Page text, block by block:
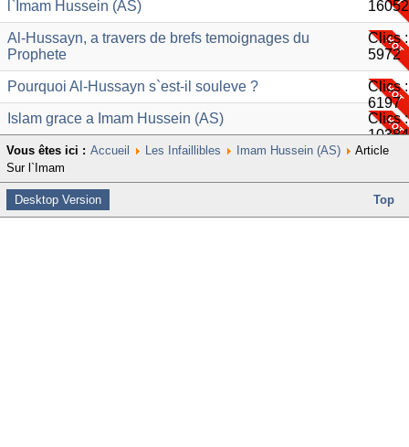
l`Imam Hussein (AS)
16052
Al-Hussayn, a travers de brefs temoignages du
Prophete
Clics :
5972
Pourquoi Al-Hussayn s`est-il souleve ?
Clics :
6197
Islam grace a Imam Hussein (AS)
Clics :
10384
Vous êtes ici : Accueil Les Infaillibles Imam Hussein (AS)
Article
Sur l`Imam
Desktop Version Top